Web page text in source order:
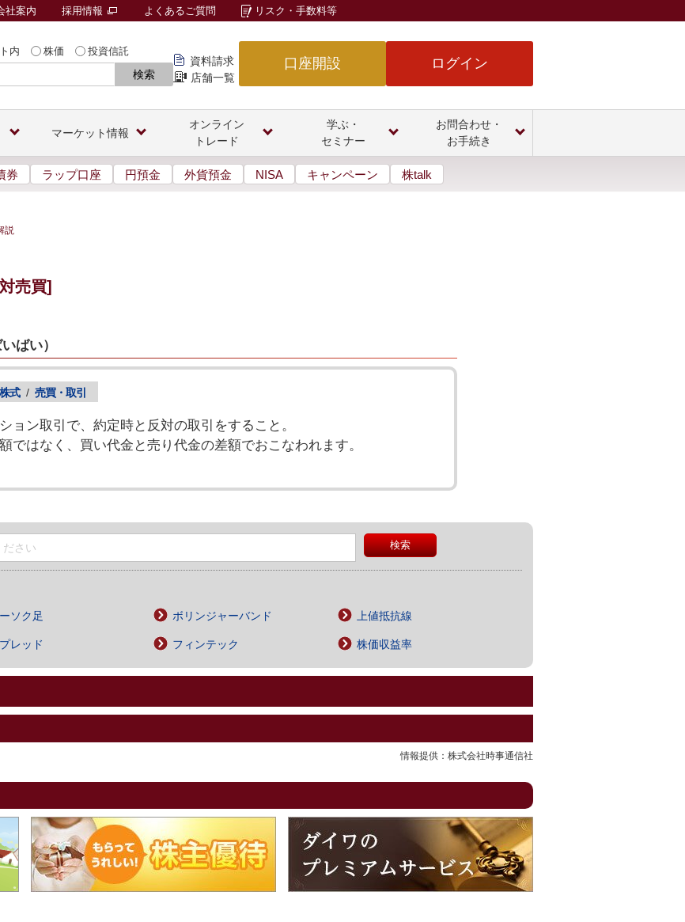
内 株価 投資信託
検索
資料請求
店舗一覧
口座開設 ログイン
社案内 採用情報 よくあるご質問 リスク・手数料等
マーケット情報
オンライン
トレード
学ぶ・
セミナー
お問合わせ・
お手続き
券 ラップ口座 円預金 外貨預金 NISA キャンペーン 株talk
説
売買]
ばい）
株式 / 売買・取引
ョン取引で、約定時と反対の取引をすること。
ではなく、買い代金と売り代金の差額でおこなわれます。
ソク足 ボリンジャーバンド 上値抵抗線
レッド フィンテック 株価収益率
情報提供：株式会社時事通信社